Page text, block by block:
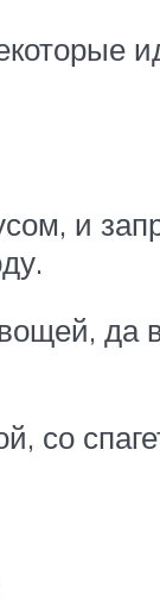
и
да
со